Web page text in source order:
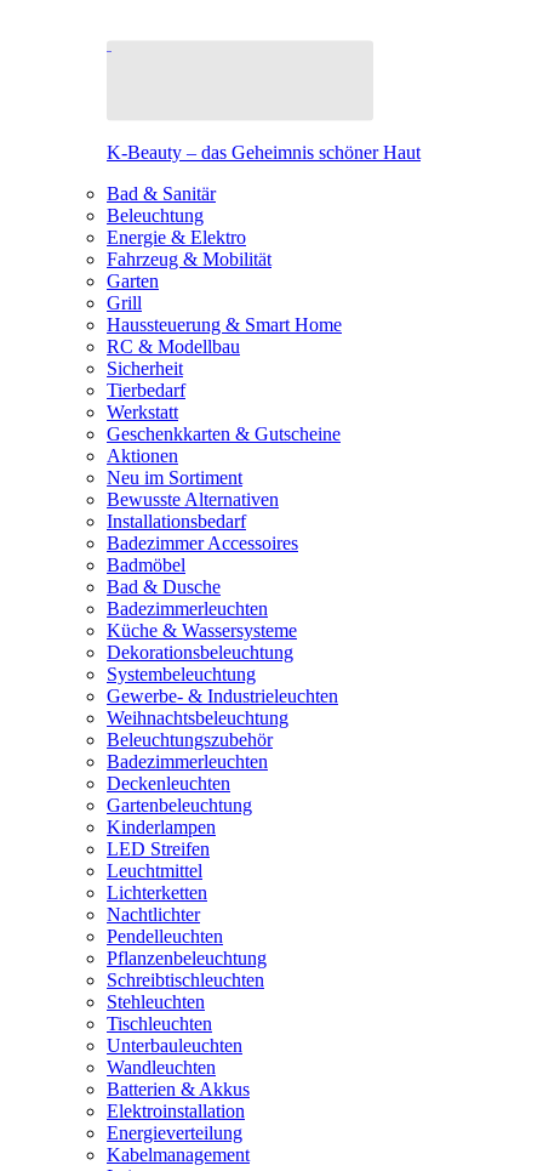
K-Beauty – das Geheimnis schöner Haut
Bad & Sanitär
Beleuchtung
Energie & Elektro
Fahrzeug & Mobilität
Garten
Grill
Haussteuerung & Smart Home
RC & Modellbau
Sicherheit
Tierbedarf
Werkstatt
Geschenkkarten & Gutscheine
Aktionen
Neu im Sortiment
Bewusste Alternativen
Installationsbedarf
Badezimmer Accessoires
Badmöbel
Bad & Dusche
Badezimmerleuchten
Küche & Wassersysteme
Dekorationsbeleuchtung
Systembeleuchtung
Gewerbe- & Industrieleuchten
Weihnachtsbeleuchtung
Beleuchtungszubehör
Badezimmerleuchten
Deckenleuchten
Gartenbeleuchtung
Kinderlampen
LED Streifen
Leuchtmittel
Lichterketten
Nachtlichter
Pendelleuchten
Pflanzenbeleuchtung
Schreibtischleuchten
Stehleuchten
Tischleuchten
Unterbauleuchten
Wandleuchten
Batterien & Akkus
Elektroinstallation
Energieverteilung
Kabelmanagement